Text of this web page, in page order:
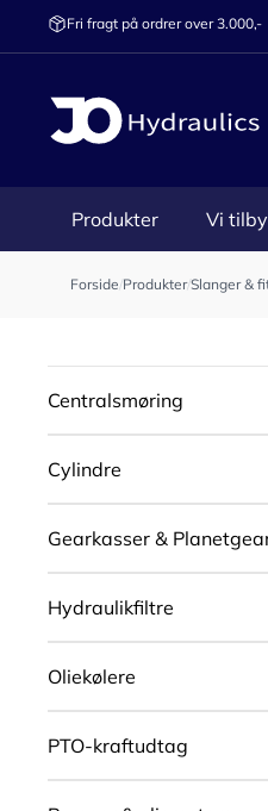
Fri fragt på ordrer over 3.000,-
Produkter Vi
Forside/Produkter/Slanger &
Centralsmøring
Cylindre
Gearkasser &
Hydraulikfiltre
Oliekølere
PTO-kraftudtag